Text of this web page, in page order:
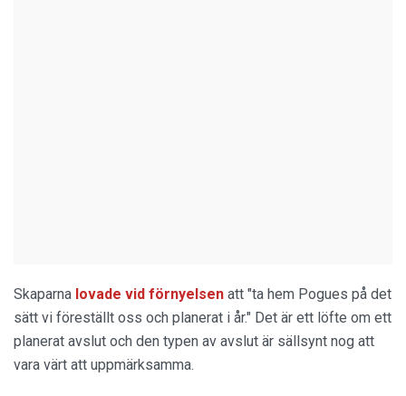
Skaparna lovade vid förnyelsen att "ta hem Pogues på det
sätt vi föreställt oss och planerat i år." Det är ett löfte om ett
planerat avslut och den typen av avslut är sällsynt nog att
vara värt att uppmärksamma.